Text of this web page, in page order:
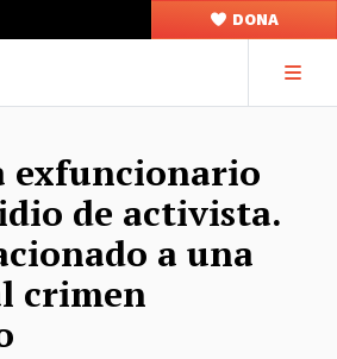
DONA
exfuncionario
de activista.
a una
crimen